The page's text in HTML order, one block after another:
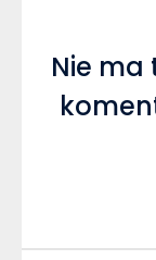
Nie ma